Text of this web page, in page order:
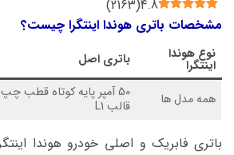
4.8
(
2163
)
مشخصات باتری هوندا اینتگرا چیست؟
نوع هوندا
اینتگرا باتری اصل
همه مدل ها
50 آمپر پایه کوتاه قطب چپ
قالب L1